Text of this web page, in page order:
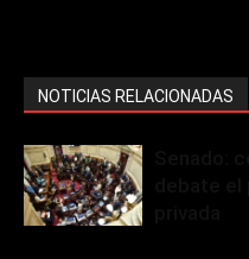
NOTICIAS RELACIONADAS